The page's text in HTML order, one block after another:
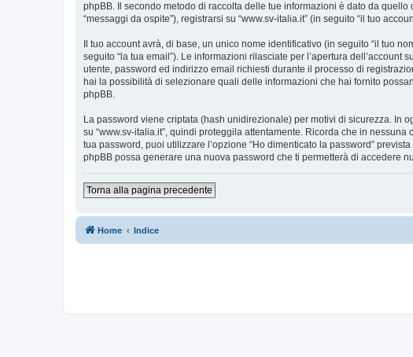
phpBB. Il secondo metodo di raccolta delle tue informazioni è dato da
“messaggi da ospite”), registrarsi su “www.sv-italia.it” (in seguito “il tuo
Il tuo account avrà, di base, un unico nome identificativo (in seguito “il tuo
seguito “la tua email”). Le informazioni rilasciate per l’apertura
utente, password ed indirizzo email richiesti durante il processo di
hai la possibilità di selezionare quali delle informazioni che hai fornito
phpBB.
La password viene criptata (hash unidirezionale) per motivi di sicurezza. In
su “www.sv-italia.it”, quindi proteggila attentamente. Ricorda che in
tua password, puoi utilizzare l’opzione “Ho dimenticato la password”
phpBB possa generare una nuova password che ti permetterà di accedere
Torna alla pagina precedente
Home Indice